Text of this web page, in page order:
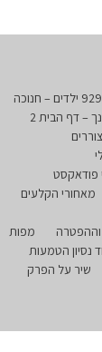
929 ילדים – חנוכה
פודאקסט
מאחורי הקלעים
מפות
נסיון הטמעות
שיר על הפרק